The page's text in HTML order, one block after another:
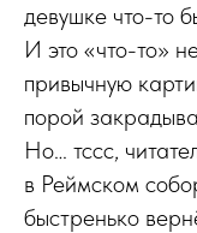
девушке что-то
И это «что-то»
привычную
порой
Но… тссс,
в Реймском
быстренько